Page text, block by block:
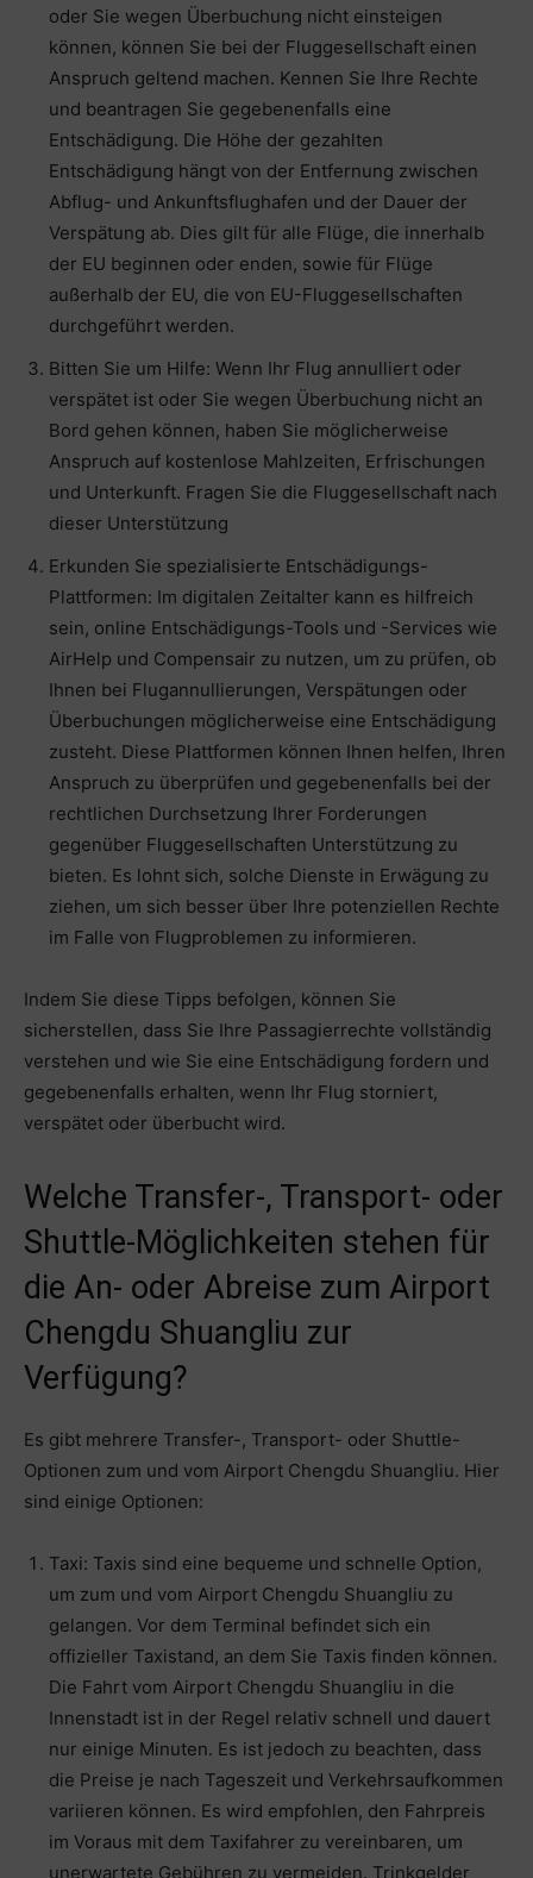
oder Sie wegen Überbuchung nicht einsteigen
können, können Sie bei der Fluggesellschaft einen
Anspruch geltend machen. Kennen Sie Ihre Rechte
und beantragen Sie gegebenenfalls eine
Entschädigung. Die Höhe der gezahlten
Entschädigung hängt von der Entfernung zwischen
Abflug- und Ankunftsflughafen und der Dauer der
Verspätung ab. Dies gilt für alle Flüge, die innerhalb
der EU beginnen oder enden, sowie für Flüge
außerhalb der EU, die von EU-Fluggesellschaften
durchgeführt werden.
Bitten Sie um Hilfe: Wenn Ihr Flug annulliert oder
verspätet ist oder Sie wegen Überbuchung nicht an
Bord gehen können, haben Sie möglicherweise
Anspruch auf kostenlose Mahlzeiten, Erfrischungen
und Unterkunft. Fragen Sie die Fluggesellschaft nach
dieser Unterstützung
Erkunden Sie spezialisierte Entschädigungs-
Plattformen: Im digitalen Zeitalter kann es hilfreich
sein, online Entschädigungs-Tools und -Services wie
AirHelp und Compensair zu nutzen, um zu prüfen, ob
Ihnen bei Flugannullierungen, Verspätungen oder
Überbuchungen möglicherweise eine Entschädigung
zusteht. Diese Plattformen können Ihnen helfen, Ihren
Anspruch zu überprüfen und gegebenenfalls bei der
rechtlichen Durchsetzung Ihrer Forderungen
gegenüber Fluggesellschaften Unterstützung zu
bieten. Es lohnt sich, solche Dienste in Erwägung zu
ziehen, um sich besser über Ihre potenziellen Rechte
im Falle von Flugproblemen zu informieren.
Indem Sie diese Tipps befolgen, können Sie
sicherstellen, dass Sie Ihre Passagierrechte vollständig
verstehen und wie Sie eine Entschädigung fordern und
gegebenenfalls erhalten, wenn Ihr Flug storniert,
verspätet oder überbucht wird.
Welche Transfer-, Transport- oder
Shuttle-Möglichkeiten stehen für
die An- oder Abreise zum Airport
Chengdu Shuangliu zur
Verfügung?
Es gibt mehrere Transfer-, Transport- oder Shuttle-
Optionen zum und vom Airport Chengdu Shuangliu. Hier
sind einige Optionen:
Taxi: Taxis sind eine bequeme und schnelle Option,
um zum und vom Airport Chengdu Shuangliu zu
gelangen. Vor dem Terminal befindet sich ein
offizieller Taxistand, an dem Sie Taxis finden können.
Die Fahrt vom Airport Chengdu Shuangliu in die
Innenstadt ist in der Regel relativ schnell und dauert
nur einige Minuten. Es ist jedoch zu beachten, dass
die Preise je nach Tageszeit und Verkehrsaufkommen
variieren können. Es wird empfohlen, den Fahrpreis
im Voraus mit dem Taxifahrer zu vereinbaren, um
unerwartete Gebühren zu vermeiden. Trinkgelder